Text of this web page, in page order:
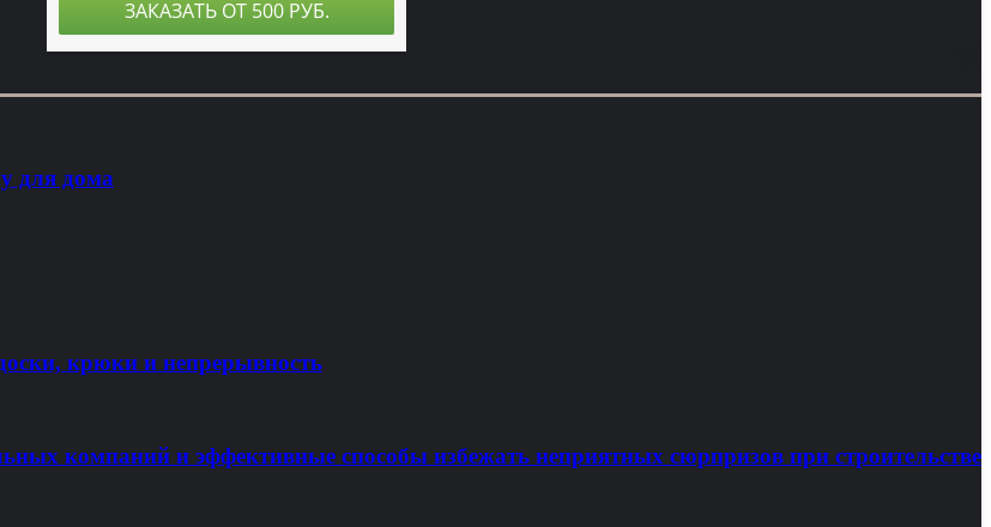
для дома
крюки и непрерывность
компаний и эффективные способы избежать неприятных сюрпризов при строительстве